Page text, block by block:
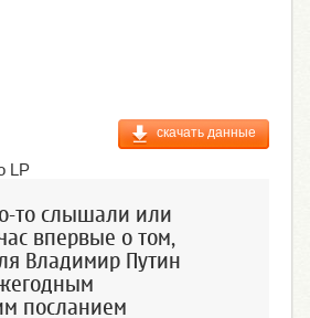
скачать данные
то слышали или
впервые о том,
Владимир Путин
посланием